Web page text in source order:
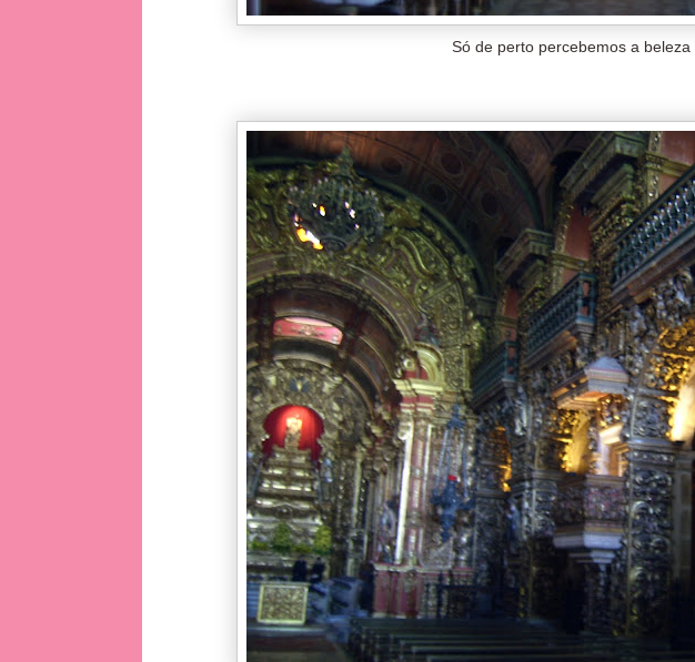
Só de perto percebemos a beleza